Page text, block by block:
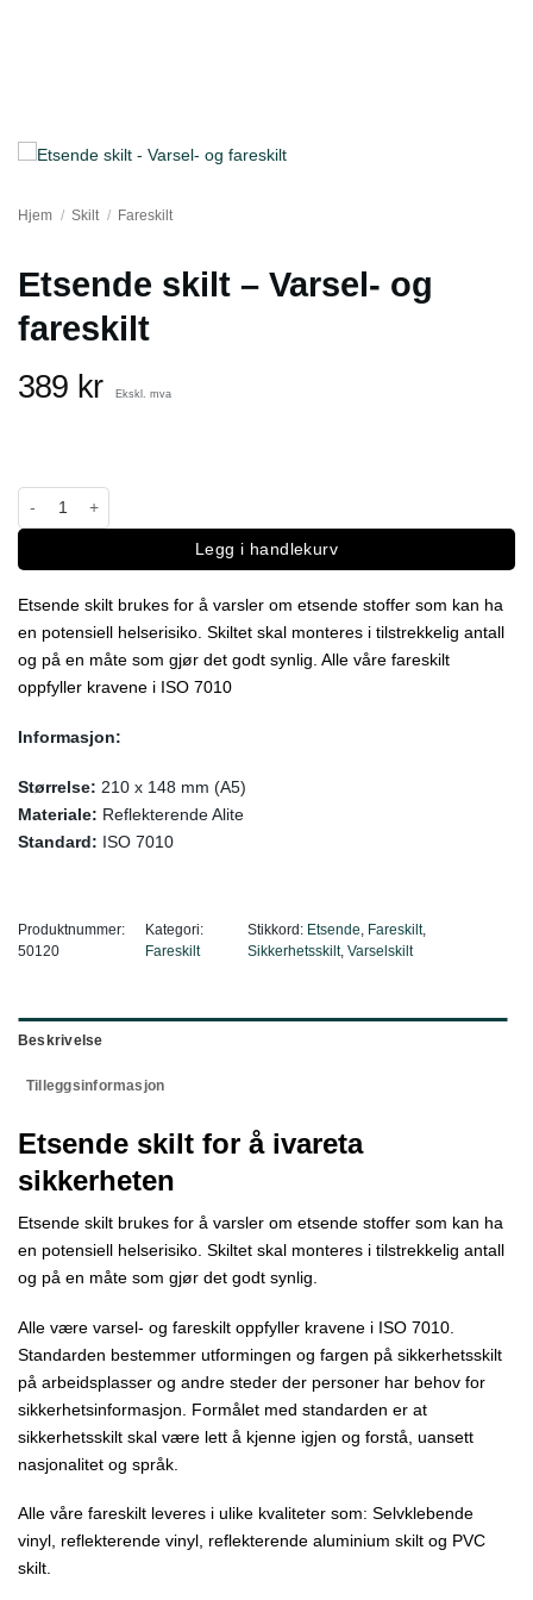
Hjem / Skilt / Fareskilt
Etsende skilt – Varsel- og
fareskilt
389 kr Ekskl. mva
Etsende skilt - Varsel- og fareskilt antall
Legg i handlekurv
Etsende skilt brukes for å varsler om etsende stoffer som kan ha
en potensiell helserisiko. Skiltet skal monteres i tilstrekkelig antall
og på en måte som gjør det godt synlig. Alle våre fareskilt
oppfyller kravene i ISO 7010
Informasjon:
Størrelse: 210 x 148 mm (A5)
Materiale: Reflekterende Alite
Standard: ISO 7010
Produktnummer:
50120
Kategori:
Fareskilt
Stikkord: Etsende, Fareskilt,
Sikkerhetsskilt,Varselskilt
Beskrivelse
Tilleggsinformasjon
Etsende skilt for å ivareta
sikkerheten
Etsende skilt brukes for å varsler om etsende stoffer som kan ha
en potensiell helserisiko. Skiltet skal monteres i tilstrekkelig antall
og på en måte som gjør det godt synlig.
Alle være varsel- og fareskilt oppfyller kravene i ISO 7010.
Standarden bestemmer utformingen og fargen på sikkerhetsskilt
på arbeidsplasser og andre steder der personer har behov for
sikkerhetsinformasjon. Formålet med standarden er at
sikkerhetsskilt skal være lett å kjenne igjen og forstå, uansett
nasjonalitet og språk.
Alle våre fareskilt leveres i ulike kvaliteter som: Selvklebende
vinyl, reflekterende vinyl, reflekterende aluminium skilt og PVC
skilt.